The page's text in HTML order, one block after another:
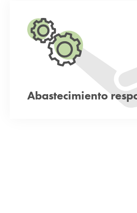
Abastecimiento